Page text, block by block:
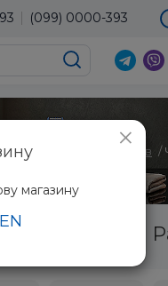
(099) 0000-393
для Электробритв
×
магазину
EN